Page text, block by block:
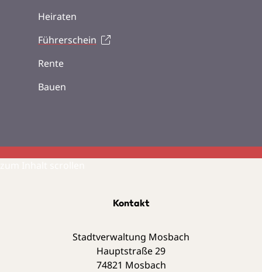
Heiraten
Führerschein
Rente
Bauen
Kontakt
Stadtverwaltung Mosbach
Hauptstraße 29
74821 Mosbach